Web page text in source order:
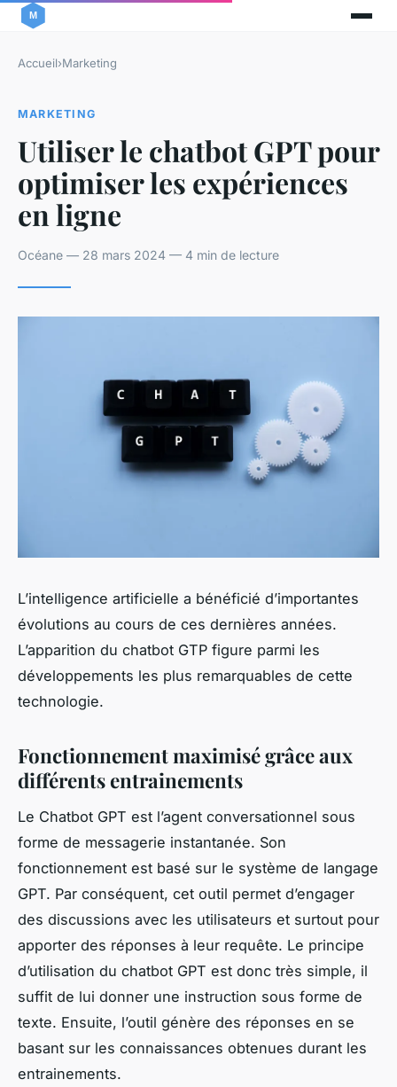
Accueil›Marketing
MARKETING
Utiliser le chatbot GPT pour
optimiser les expériences
en ligne
Océane — 28 mars 2024 — 4 min de lecture
L’intelligence artificielle a bénéficié d’importantes
évolutions au cours de ces dernières années.
L’apparition du chatbot GTP figure parmi les
développements les plus remarquables de cette
technologie.
Fonctionnement maximisé grâce aux
différents entrainements
Le Chatbot GPT est l’agent conversationnel sous
forme de messagerie instantanée. Son
fonctionnement est basé sur le système de langage
GPT. Par conséquent, cet outil permet d’engager
des discussions avec les utilisateurs et surtout pour
apporter des réponses à leur requête. Le principe
d’utilisation du chatbot GPT est donc très simple, il
suffit de lui donner une instruction sous forme de
texte. Ensuite, l’outil génère des réponses en se
basant sur les connaissances obtenues durant les
entrainements.